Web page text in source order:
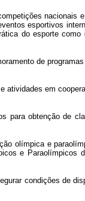
nacionais
esportivos
do esporte
de
atividades em
para obtenção de
olímpica e
e Paraolímpicos
condições de